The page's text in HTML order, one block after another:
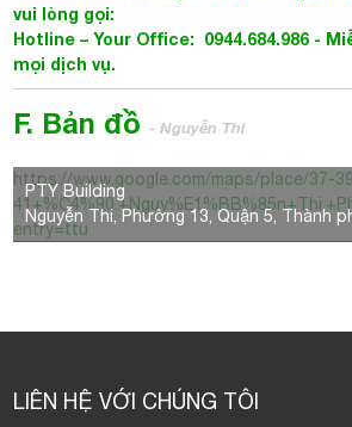
vui lòng gọi:
Hotline – Your Office: 0944.684.986 -
mọi dịch vụ.
F. Bản đồ- Nguyễn Thi
PTY Building
Nguyễn Thi, Phường 13, Quận 5, Thành
https://www.google.com/maps/place/37-
entry=ttu
LIÊN HỆ VỚI CHÚNG TÔI